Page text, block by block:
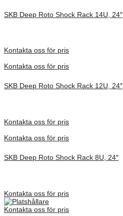
SKB Deep Roto Shock Rack 14U, 24″
Kontakta oss för pris
Kontakta oss för pris
SKB Deep Roto Shock Rack 12U, 24″
Kontakta oss för pris
Kontakta oss för pris
SKB Deep Roto Shock Rack 8U, 24″
Kontakta oss för pris
Kontakta oss för pris